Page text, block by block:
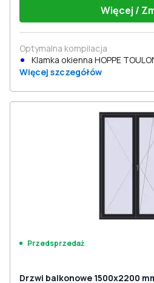
Więcej /
Optymalna kompilacja
Klamka okienna HOPPE
Więcej szczegółów
Przedsprzedaż
Drzwi balkonowe 1500x2200